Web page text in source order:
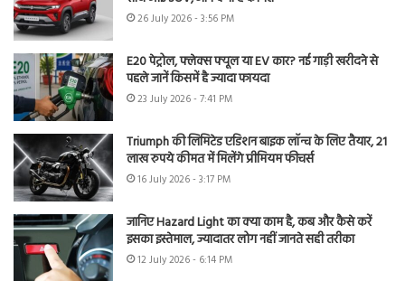
26 July 2026 - 3:56 PM
E20 पेट्रोल, फ्लेक्स फ्यूल या EV कार? नई गाड़ी खरीदने से
पहले जानें किसमें है ज्यादा फायदा
23 July 2026 - 7:41 PM
Triumph की लिमिटेड एडिशन बाइक लॉन्च के लिए तैयार, 21
लाख रुपये कीमत में मिलेंगे प्रीमियम फीचर्स
16 July 2026 - 3:17 PM
जानिए Hazard Light का क्या काम है, कब और कैसे करें
इसका इस्तेमाल, ज्यादातर लोग नहीं जानते सही तरीका
12 July 2026 - 6:14 PM